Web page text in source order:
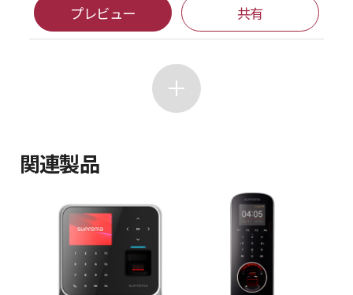
プレビュー 共有
関連製品